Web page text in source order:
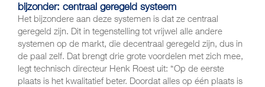
bijzonder: centraal geregeld systeem
Het bijzondere aan deze systemen is dat ze centraal
geregeld zijn. Dit in tegenstelling tot vrijwel alle andere
systemen op de markt, die decentraal geregeld zijn, dus in
de paal zelf. Dat brengt drie grote voordelen met zich mee,
legt technisch directeur Henk Roest uit: “Op de eerste
plaats is het kwalitatief beter. Doordat alles op één plaats is